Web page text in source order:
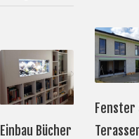
Fenster
Einbau Bücher